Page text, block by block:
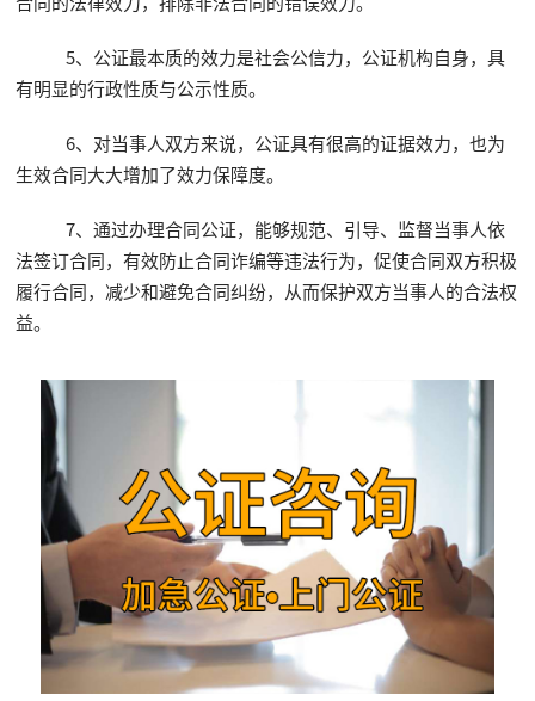
5、公证最本质的效力是社会公信力，公证机构自身，具
有明显的行政性质与公示性质。
6、对当事人双方来说，公证具有很高的证据效力，也为
生效合同大大增加了效力保障度。
7、通过办理合同公证，能够规范、引导、监督当事人依
法签订合同，有效防止合同诈编等违法行为，促使合同双方积极
履行合同，减少和避免合同纠纷，从而保护双方当事人的合法权
益。